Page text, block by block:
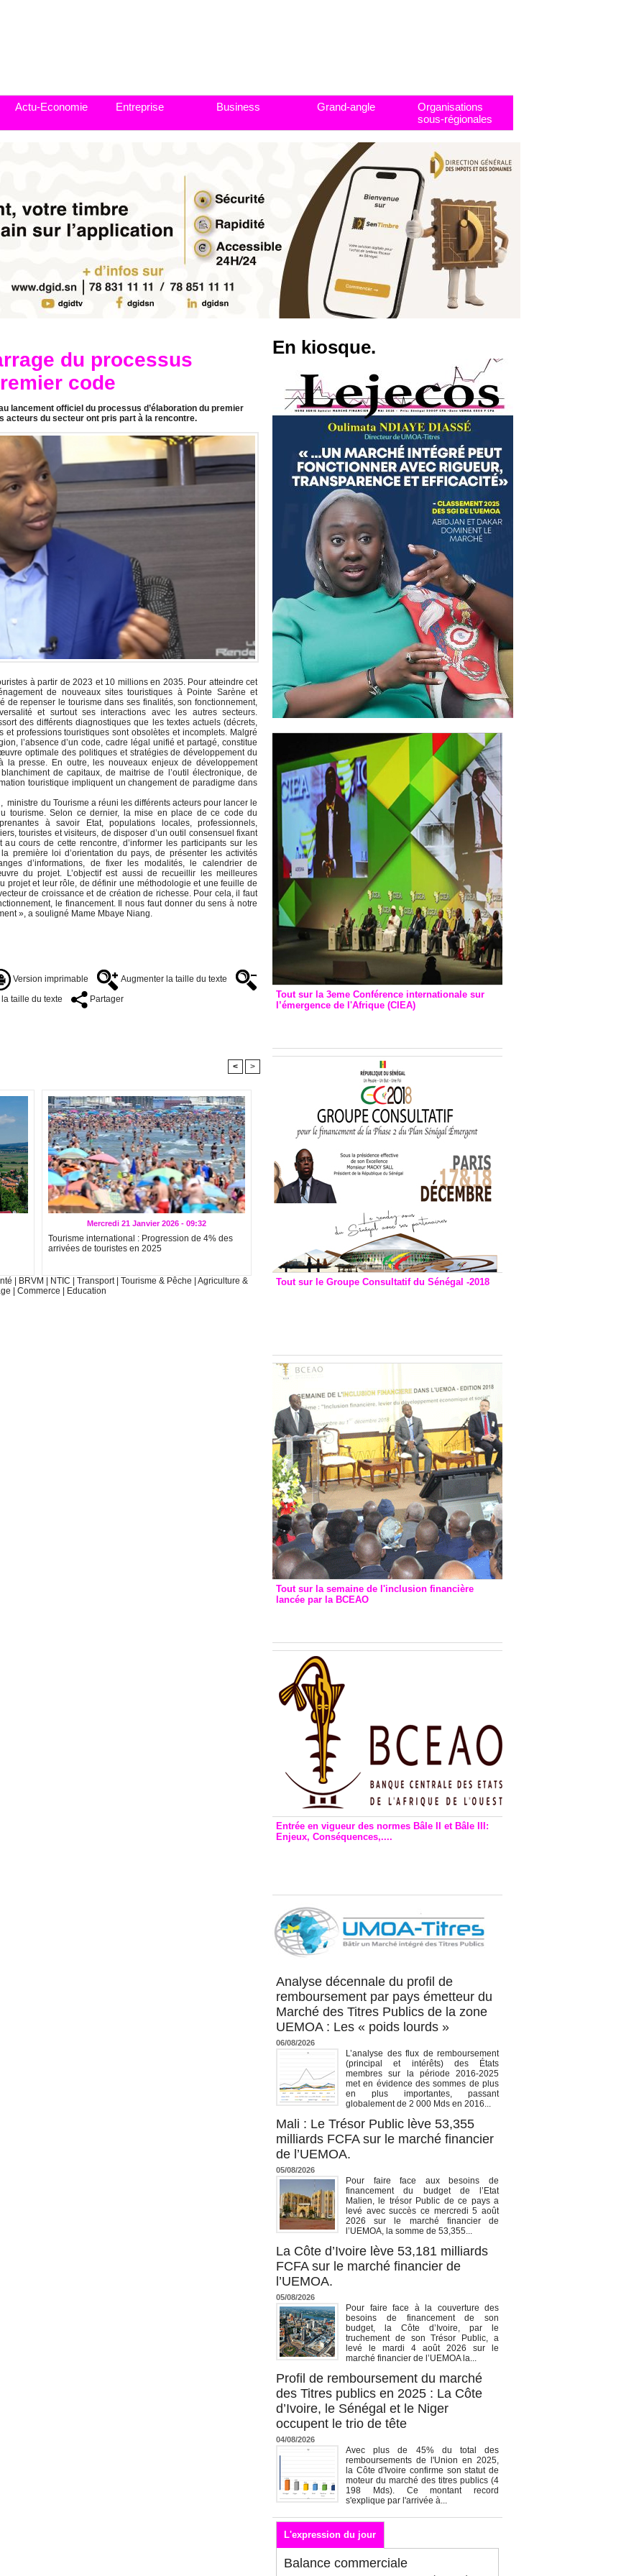
Actu-Economie Entreprise Business Grand-angle
Organisations
sous-régionales
du processus
code
lancement officiel du processus d’élaboration du premier
acteurs du secteur ont pris part à la rencontre.
à partir de 2023 et 10 millions en 2035. Pour atteindre cet
de nouveaux sites touristiques à Pointe Sarène et
de repenser le tourisme dans ses finalités, son fonctionnement,
et surtout ses interactions avec les autres secteurs.
des différents diagnostiques que les textes actuels (décrets,
et professions touristiques sont obsolètes et incomplets. Malgré
l’absence d’un code, cadre légal unifié et partagé, constitue
optimale des politiques et stratégies de développement du
la presse. En outre, les nouveaux enjeux de développement
de capitaux, de maitrise de l’outil électronique, de
touristique impliquent un changement de paradigme dans
ministre du Tourisme a réuni les différents acteurs pour lancer le
tourisme. Selon ce dernier, la mise en place de ce code du
à savoir Etat, populations locales, professionnels,
touristes et visiteurs, de disposer d’un outil consensuel fixant
cours de cette rencontre, d’informer les participants sur les
première loi d’orientation du pays, de présenter les activités
d’informations, de fixer les modalités, le calendrier de
du projet. L’objectif est aussi de recueillir les meilleures
projet et leur rôle, de définir une méthodologie et une feuille de
de croissance et de création de richesse. Pour cela, il faut
le financement. Il nous faut donner du sens à notre
», a souligné Mame Mbaye Niang.
Version imprimable
Augmenter la taille du texte
taille du texte
Partager
< >
Mercredi 21 Janvier 2026 - 09:32
Tourisme international : Progression de 4% des
arrivées de touristes en 2025
BRVM NTIC Transport Tourisme & Pêche
Agriculture &
Commerce Education
En kiosque.
Tout sur la 3eme Conférence internationale sur
l’émergence de l'Afrique (CIEA)
Tout sur le Groupe Consultatif du Sénégal -2018
Tout sur la semaine de l'inclusion financière
lancée par la BCEAO
Entrée en vigueur des normes Bâle II et Bâle III:
Enjeux, Conséquences,....
Analyse décennale du profil de
remboursement par pays émetteur du
Marché des Titres Publics de la zone
UEMOA : Les « poids lourds »
06/08/2026
L’analyse des flux de remboursement
(principal et intérêts) des États
membres sur la période 2016-2025
met en évidence des sommes de plus
en plus importantes, passant
globalement de 2 000 Mds en 2016...
Mali : Le Trésor Public lève 53,355
milliards FCFA sur le marché financier
de l’UEMOA.
05/08/2026
Pour faire face aux besoins de
financement du budget de l’Etat
Malien, le trésor Public de ce pays a
levé avec succès ce mercredi 5 août
2026 sur le marché financier de
l’UEMOA, la somme de 53,355...
La Côte d’Ivoire lève 53,181 milliards
FCFA sur le marché financier de
l’UEMOA.
05/08/2026
Pour faire face à la couverture des
besoins de financement de son
budget, la Côte d’Ivoire, par le
truchement de son Trésor Public, a
levé le mardi 4 août 2026 sur le
marché financier de l’UEMOA la...
Profil de remboursement du marché
des Titres publics en 2025 : La Côte
d’Ivoire, le Sénégal et le Niger
occupent le trio de tête
04/08/2026
Avec plus de 45% du total des
remboursements de l'Union en 2025,
la Côte d'Ivoire confirme son statut de
moteur du marché des titres publics (4
198 Mds). Ce montant record
s'explique par l'arrivée à...
L'expression du jour
Balance commerciale